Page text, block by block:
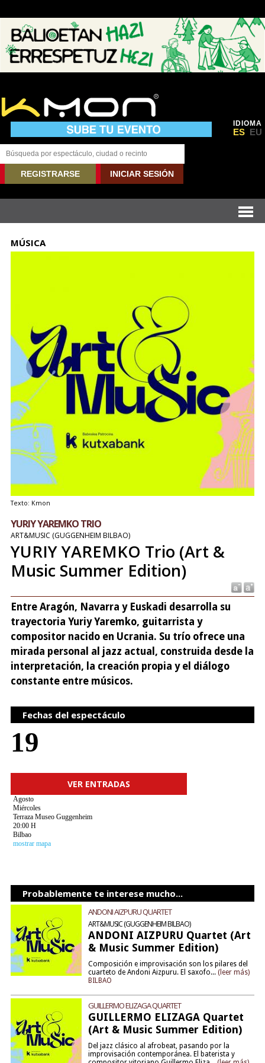
IDIOMA
ES EU
REGISTRARSE INICIAR SESIÓN
MÚSICA
Texto: Kmon
YURIY YAREMKO TRIO
ART&MUSIC (GUGGENHEIM BILBAO)
YURIY YAREMKO Trio (Art &
Music Summer Edition)
Entre Aragón, Navarra y Euskadi desarrolla su
trayectoria Yuriy Yaremko, guitarrista y
compositor nacido en Ucrania. Su trío ofrece una
mirada personal al jazz actual, construida desde la
interpretación, la creación propia y el diálogo
constante entre músicos.
Fechas del espectáculo
19
VER ENTRADAS
Agosto
Miércoles
Terraza Museo Guggenheim
20:00 H
Bilbao
mostrar mapa
Probablemente te interese mucho...
ANDONI AIZPURU QUARTET
ART&MUSIC (GUGGENHEIM BILBAO)
ANDONI AIZPURU Quartet (Art
& Music Summer Edition)
Composición e improvisación son los pilares del
cuarteto de Andoni Aizpuru. El saxofo... (leer más)
BILBAO
GUILLERMO ELIZAGA QUARTET
GUILLERMO ELIZAGA Quartet
(Art & Music Summer Edition)
Del jazz clásico al afrobeat, pasando por la
improvisación contemporánea. El baterista y